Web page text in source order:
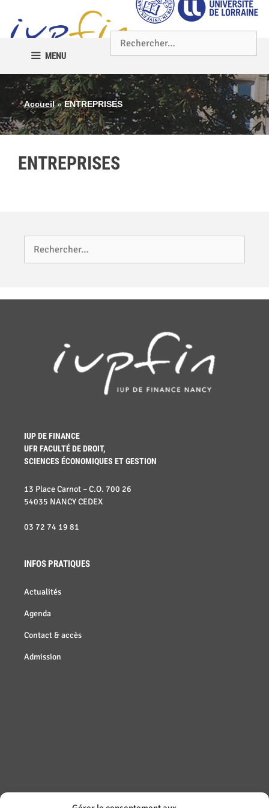
MENU
Accueil»ENTREPRISES
ENTREPRISES
IUP DE FINANCE
UFR FACULTÉ DE DROIT,
SCIENCES ÉCONOMIQUES ET GESTION
13 Place Carnot – C.O. 700 26
54035 NANCY CEDEX
03 72 74 19 81
INFOS PRATIQUES
Actualités
Agenda
Contact & accès
Admission